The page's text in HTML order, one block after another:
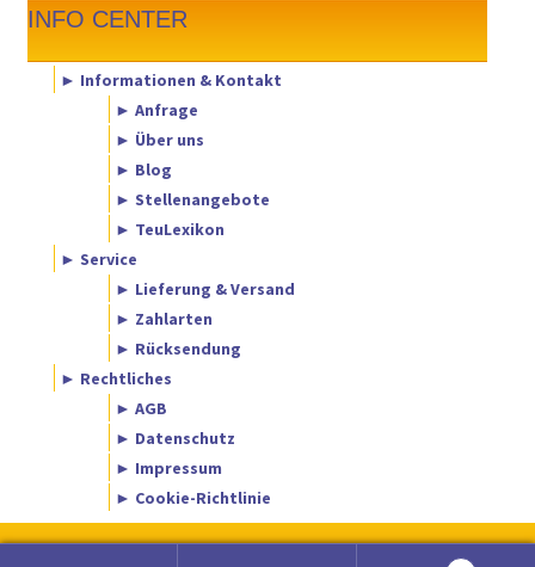
INFO CENTER
► Informationen & Kontakt
► Anfrage
► Über uns
► Blog
► Stellenangebote
► TeuLexikon
► Service
► Lieferung & Versand
► Zahlarten
► Rücksendung
► Rechtliches
► AGB
► Datenschutz
► Impressum
► Cookie-Richtlinie